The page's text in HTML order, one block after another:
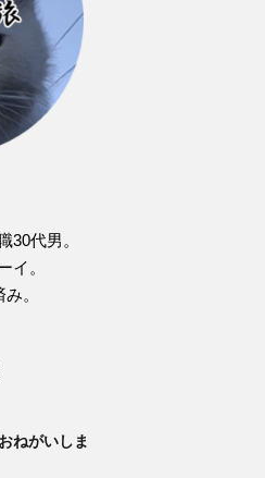
30代男。
イ。
。
ねがいしま